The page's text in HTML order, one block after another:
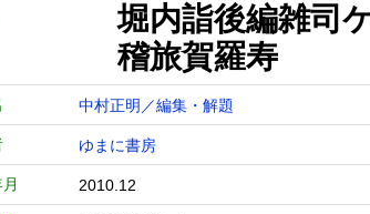
堀内詣後編雑司
稽旅賀羅寿
中村正明／編集・解題
ゆまに書房
2010.12